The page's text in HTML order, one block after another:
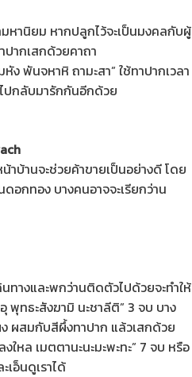
านิยม หากปลูกไว้จะเป็นมงคลกับผู้
ากเสกด้วยคาถา
ง พันจหาหิ ถามะสา” ใช้ทาปากเวลา
ปกลับมารักกันอีกด้วย
าบ้านจะช่วยค้าขายเป็นอย่างดี โดย
อกทอง บางคนอาจจะเรียกว่าน
ทางและพกว่านติดตัวไปด้วยจะทำให้
พุทธะสังฆามิ นะชาลีติ” 3 จบ บาง
ง ผสมกับสีผึ้งทาปาก แล้วเสกด้วย
ใหล เมตตานะนะมะพะทะ” 7 จบ หรือ
อ็นดูเราได้